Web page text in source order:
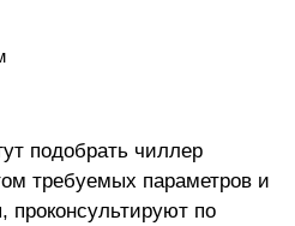
подобрать чиллер
требуемых параметров и
проконсультируют по